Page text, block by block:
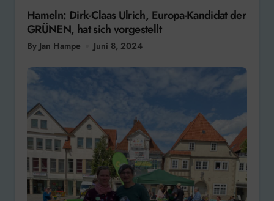
Hameln: Dirk-Claas Ulrich, Europa-Kandidat der
GRÜNEN, hat sich vorgestellt
By Jan Hampe Juni 8, 2024